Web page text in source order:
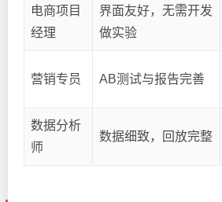
电商项目
经理
界面友好，无需开发
做实验
营销专员 AB测试与报告完善
数据分析
师
数据细致，回放完整